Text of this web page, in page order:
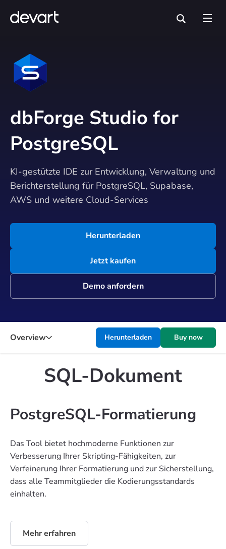
dbForge Studio for
PostgreSQL
KI-gestützte IDE zur Entwicklung, Verwaltung und
Berichterstellung für PostgreSQL, Supabase,
AWS und weitere Cloud-Services
Herunterladen
Jetzt kaufen
Demo anfordern
Overview Herunterladen Buy now
SQL-Dokument
PostgreSQL-Formatierung
Das Tool bietet hochmoderne Funktionen zur
Verbesserung Ihrer Skripting-Fähigkeiten, zur
Verfeinerung Ihrer Formatierung und zur Sicherstellung,
dass alle Teammitglieder die Kodierungsstandards
einhalten.
Mehr erfahren